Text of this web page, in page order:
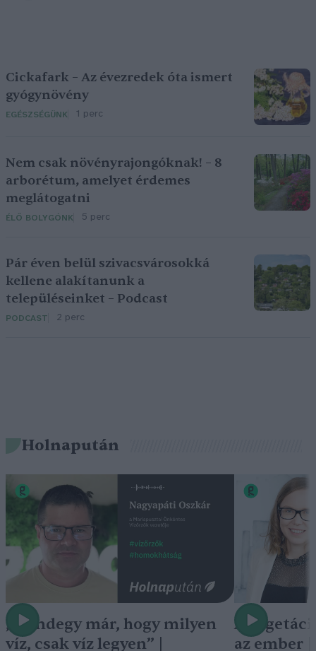
Cickafark – Az évezredek óta ismert
gyógynövény
EGÉSZSÉGÜNK 1 perc
Nem csak növényrajongóknak! – 8
arborétum, amelyet érdemes
meglátogatni
ÉLŐ BOLYGÓNK 5 perc
Pár éven belül szivacsvárosokká
kellene alakítanunk a
településeinket – Podcast
PODCAST 2 perc
Holnapután
„Mindegy már, hogy milyen
víz, csak víz legyen” |
A
az ember